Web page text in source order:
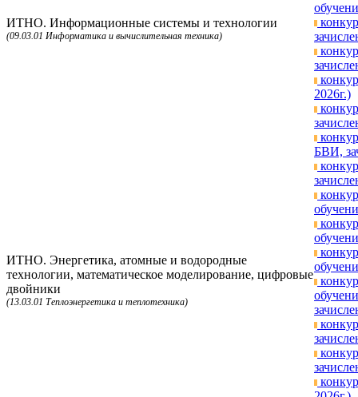
ИТНО. Информационные системы и технологии
(09.03.01 Информатика и вычислительная техника)
2026г.)
ИТНО. Энергетика, атомные и водородные
технологии, математическое моделирование, цифровые
двойники
(13.03.01 Теплоэнергетика и теплотехника)
БВИ,